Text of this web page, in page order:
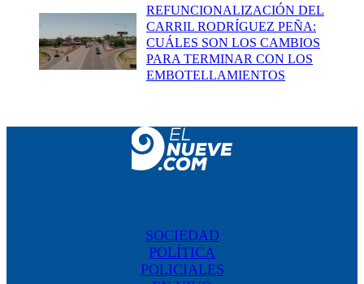
REFUNCIONALIZACIÓN DEL
CARRIL RODRÍGUEZ PEÑA:
CUÁLES SON LOS CAMBIOS
PARA TERMINAR CON LOS
EMBOTELLAMIENTOS
SOCIEDAD
POLÍTICA
POLICIALES